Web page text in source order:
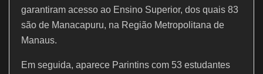
garantiram acesso ao Ensino Superior, dos quais 83
são de Manacapuru, na Região Metropolitana de
Manaus.
Em seguida, aparece Parintins com 53 estudantes